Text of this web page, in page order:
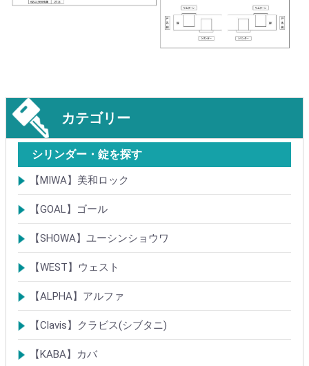
カテゴリー
シリンダー・錠を探す
【MIWA】美和ロック
シリンダー
レバーハンドル錠
ケースロック
モノロック
本締錠
引戸錠
引違戸錠
ガラス扉錠
補助錠
グレモン錠
自動施錠錠
面付錠
内部錠
プッシュプル錠
キーレス錠
インダストリアルロック・カムロック
ポスト錠
ハンドル
サムターン
フロントプレート
ストライク
樹脂カバー・非常カバー
交換・補修錠前
交換・補修部材
M品番特殊錠(Kシリーズ)
その他
【GOAL】ゴール
シリンダー
錠
錠前部品
その他
【SHOWA】ユーシンショウワ
シリンダー
錠
その他
【WEST】ウェスト
シリンダー
錠
その他
【ALPHA】アルファ
シリンダー
錠
南京錠
【Clavis】クラビス(シブタニ)
シリンダー
錠
【KABA】カバ